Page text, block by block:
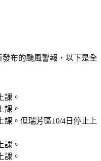
布的颱風警報，以下是全
課。
課。
課。但瑞芳區10/4日停止上
課。
課。